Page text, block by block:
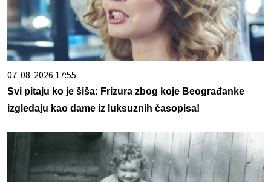
07. 08. 2026 17:55
Svi pitaju ko je šiša: Frizura zbog koje Beograđanke
izgledaju kao dame iz luksuznih časopisa!